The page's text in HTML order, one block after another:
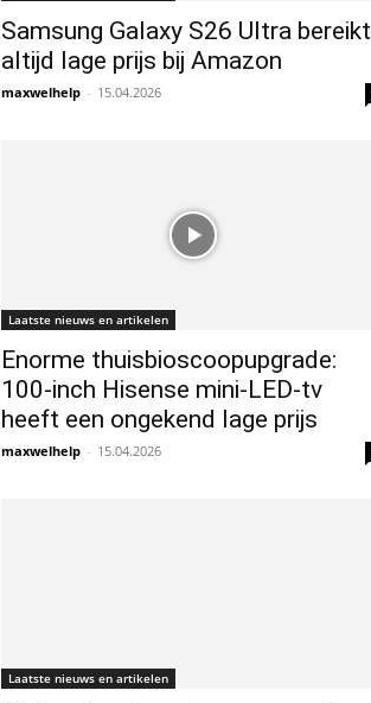
Samsung Galaxy S26 Ultra bereikt
altijd lage prijs bij Amazon
maxwelhelp - 15.04.2026
Laatste nieuws en artikelen
Enorme thuisbioscoopupgrade:
100-inch Hisense mini-LED-tv
heeft een ongekend lage prijs
maxwelhelp - 15.04.2026
Laatste nieuws en artikelen